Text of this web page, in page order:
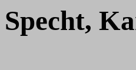
Specht,